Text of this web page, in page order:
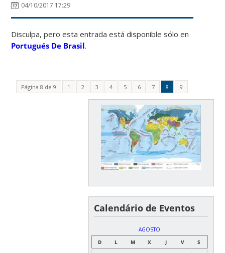
04/10/2017 17:29
Disculpa, pero esta entrada está disponible sólo en
Portugués De Brasil.
Página 8 de 9 1 2 3 4 5 6 7 8 9
Calendário de Eventos
AGOSTO
D
L M X J V S